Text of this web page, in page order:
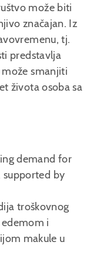
može biti
značajan. Iz
tj.
predstavlja
smanjiti
života osoba sa
demand for
supported by
troškovnog
i
makule u